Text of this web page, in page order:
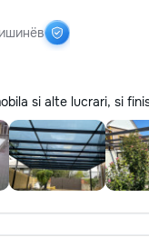
si alte lucrari, si